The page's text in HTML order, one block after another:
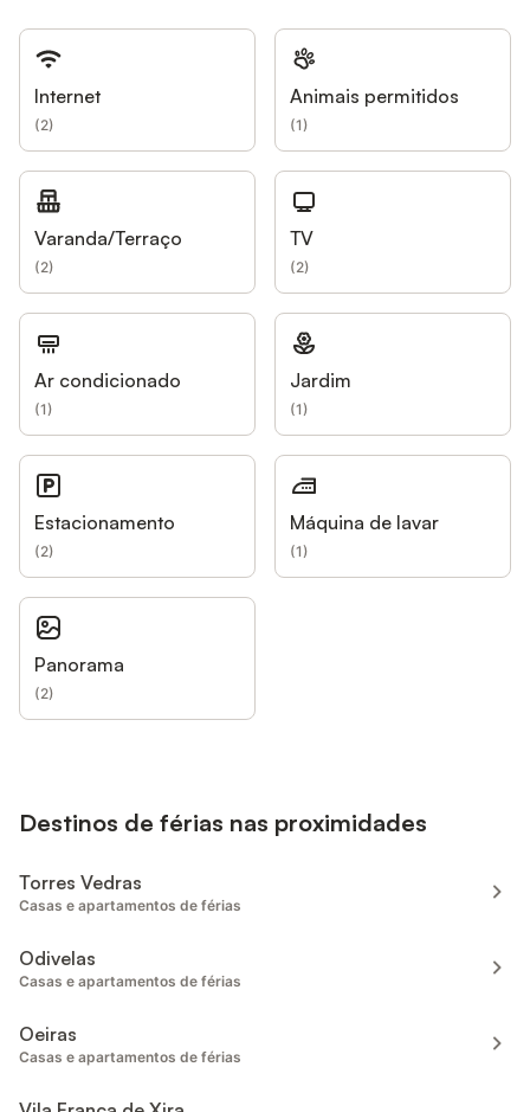
Internet
(2)
Animais permitidos
(1)
Varanda/Terraço
(2)
TV
(2)
Ar condicionado
(1)
Jardim
(1)
Estacionamento
(2)
Máquina de lavar
(1)
Panorama
(2)
Destinos de férias nas proximidades
Torres Vedras
Casas e apartamentos de férias
Odivelas
Casas e apartamentos de férias
Oeiras
Casas e apartamentos de férias